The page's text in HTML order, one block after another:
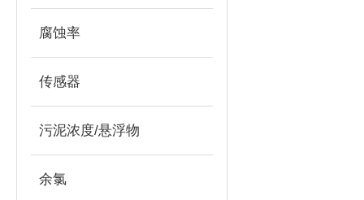
腐蚀率
传感器
污泥浓度/悬浮物
余氯